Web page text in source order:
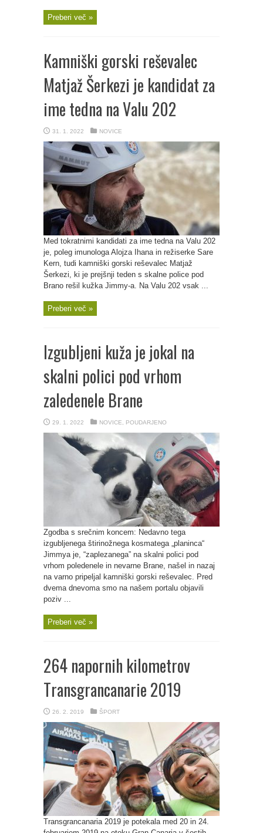
Preberi več »
Kamniški gorski reševalec
Matjaž Šerkezi je kandidat za
ime tedna na Valu 202
31. 1. 2022 NOVICE
Med tokratnimi kandidati za ime tedna na Valu 202
je, poleg imunologa Alojza Ihana in režiserke Sare
Kern, tudi kamniški gorski reševalec Matjaž
Šerkezi, ki je prejšnji teden s skalne police pod
Brano rešil kužka Jimmy-a. Na Valu 202 vsak ...
Preberi več »
Izgubljeni kuža je jokal na
skalni polici pod vrhom
zaledenele Brane
29. 1. 2022 NOVICE POUDARJENO
Zgodba s srečnim koncem: Nedavno tega
izgubljenega štirinožnega kosmatega „planinca“
Jimmya je, “zaplezanega” na skalni polici pod
vrhom poledenele in nevarne Brane, našel in nazaj
na varno pripeljal kamniški gorski reševalec. Pred
dvema dnevoma smo na našem portalu objavili
poziv ...
Preberi več »
264 napornih kilometrov
Transgrancanarie 2019
26. 2. 2019 ŠPORT
Transgrancanaria 2019 je potekala med 20 in 24.